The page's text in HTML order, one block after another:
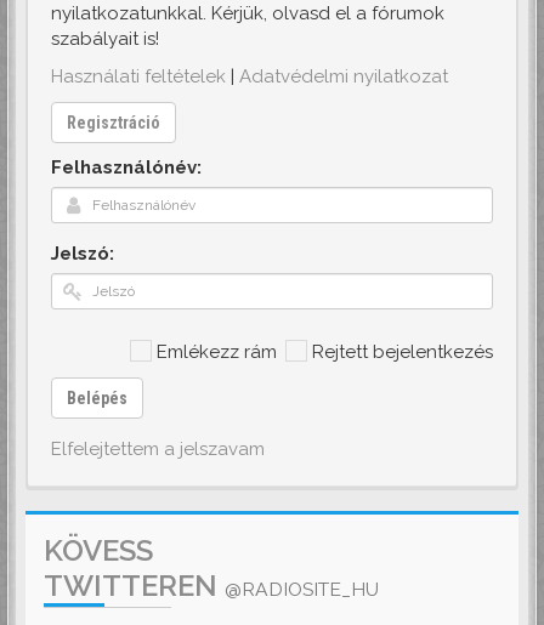
nyilatkozatunkkal. Kérjük, olvasd el a fórumok
szabályait is!
Használati feltételek | Adatvédelmi nyilatkozat
Regisztráció
Felhasználónév:
Jelszó:
Emlékezz rám Rejtett bejelentkezés
Belépés
Elfelejtettem a jelszavam
KÖVESS
TWITTEREN @RADIOSITE_HU